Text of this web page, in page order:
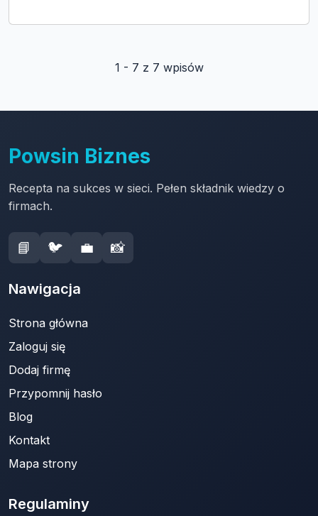
1 - 7 z 7 wpisów
Powsin Biznes
Recepta na sukces w sieci. Pełen składnik wiedzy o
firmach.
📘 🐦 💼 📸
Nawigacja
Strona główna
Zaloguj się
Dodaj firmę
Przypomnij hasło
Blog
Kontakt
Mapa strony
Regulaminy